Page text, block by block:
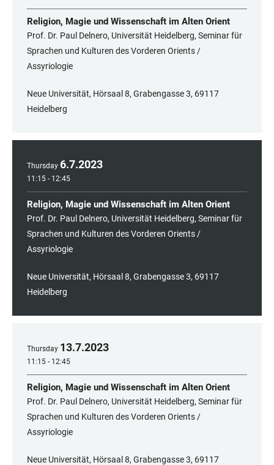
Religion, Magie und Wissenschaft im Alten Orient
Prof. Dr. Paul Delnero, Universität Heidelberg, Seminar für
Sprachen und Kulturen des Vorderen Orients /
Assyriologie
Neue Universität, Hörsaal 8, Grabengasse 3, 69117
Heidelberg
Thursday 6.7.2023
11:15 - 12:45
Religion, Magie und Wissenschaft im Alten Orient
Prof. Dr. Paul Delnero, Universität Heidelberg, Seminar für
Sprachen und Kulturen des Vorderen Orients /
Assyriologie
Neue Universität, Hörsaal 8, Grabengasse 3, 69117
Heidelberg
Thursday 13.7.2023
11:15 - 12:45
Religion, Magie und Wissenschaft im Alten Orient
Prof. Dr. Paul Delnero, Universität Heidelberg, Seminar für
Sprachen und Kulturen des Vorderen Orients /
Assyriologie
Neue Universität, Hörsaal 8, Grabengasse 3, 69117